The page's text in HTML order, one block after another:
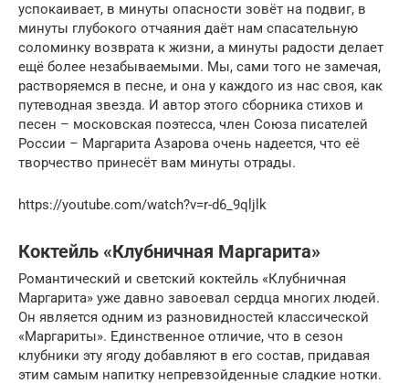
успокаивает, в минуты опасности зовёт на подвиг, в
минуты глубокого отчаяния даёт нам спасательную
соломинку возврата к жизни, а минуты радости делает
ещё более незабываемыми. Мы, сами того не замечая,
растворяемся в песне, и она у каждого из нас своя, как
путеводная звезда. И автор этого сборника стихов и
песен – московская поэтесса, член Союза писателей
России – Маргарита Азарова очень надеется, что её
творчество принесёт вам минуты отрады.
https://youtube.com/watch?v=r-d6_9qljlk
Коктейль «Клубничная Маргарита»
Романтический и светский коктейль «Клубничная
Маргарита» уже давно завоевал сердца многих людей.
Он является одним из разновидностей классической
«Маргариты». Единственное отличие, что в сезон
клубники эту ягоду добавляют в его состав, придавая
этим самым напитку непревзойденные сладкие нотки.